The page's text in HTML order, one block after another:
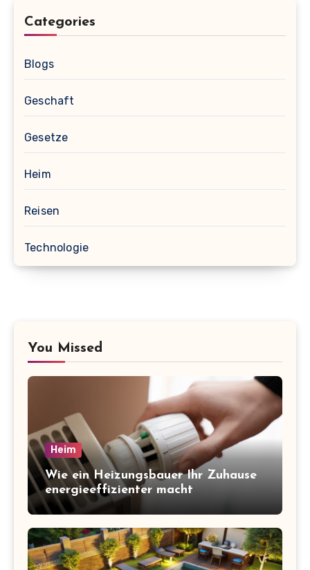
Categories
Blogs
Geschaft
Gesetze
Heim
Reisen
Technologie
You Missed
Heim
Wie ein Heizungsbauer Ihr Zuhause
energieeffizienter macht